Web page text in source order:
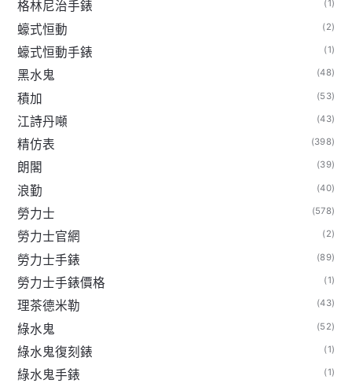
格林尼治手錶 (1)
蠔式恒動 (2)
蠔式恒動手錶 (1)
黑水鬼 (48)
積加 (53)
江詩丹噸 (43)
精仿表 (398)
朗閣 (39)
浪勤 (40)
勞力士 (578)
勞力士官網 (2)
勞力士手錶 (89)
勞力士手錶價格 (1)
理茶德米勒 (43)
綠水鬼 (52)
綠水鬼復刻錶 (1)
綠水鬼手錶 (1)